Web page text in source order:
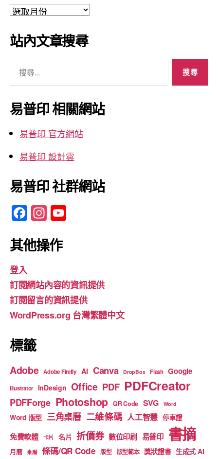
文
彙
整
站內文章搜尋
關
鍵
字:
易普印 相關網站
易普印 官方網站
易普印 設計雲
易普印 社群網站
F
a
c
b
o
o
k
In
st
a
gr
a
m
u
b
e
其他操作
登入
訂閱網站內容的資訊提供
訂閱留言的資訊提供
WordPress.org 台灣繁體中文
標籤
Adobe Adobe Firefly AI Canva DropBox Flash Google
Illustrator InDesign Office PDF PDFCreator
PDFForge Photoshop QR Code SVG Word
Word 版型 三角桌曆 二維條碼 人工智慧 停車證
免費軟體 卡片 名片 折價券 數位印刷 易普印 書摘
月曆 桌曆 條碼/QR Code 版型 版型範本 獎狀證書 生成式 AI